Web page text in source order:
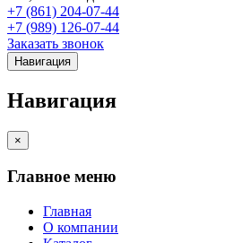
+7 (861) 204-07-44
+7 (989) 126-07-44
Заказать звонок
Навигация
Навигация
×
Главное меню
Главная
О компании